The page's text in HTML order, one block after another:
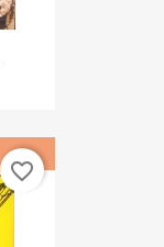
favorite_border